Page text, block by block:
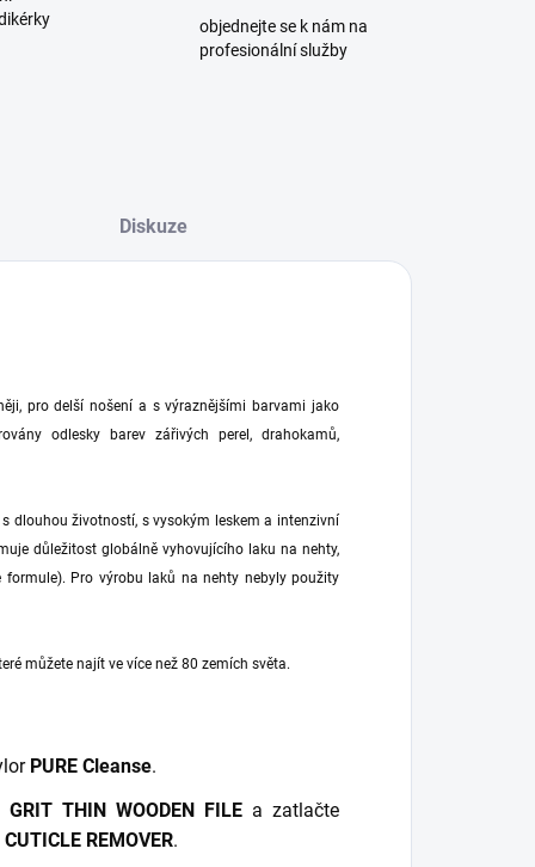
objednejte se k nám na
profesionální služby
Diskuze
pro delší nošení a s výraznějšími barvami jako
odlesky barev zářivých perel, drahokamů,
dlouhou životností, s vysokým leskem a intenzivní
důležitost globálně vyhovujícího laku na nehty,
Pro výrobu laků na nehty nebyly použity
můžete najít ve více než 80 zemích světa.
PURE Cleanse.
THIN WOODEN FILEa zatlačte
REMOVER.